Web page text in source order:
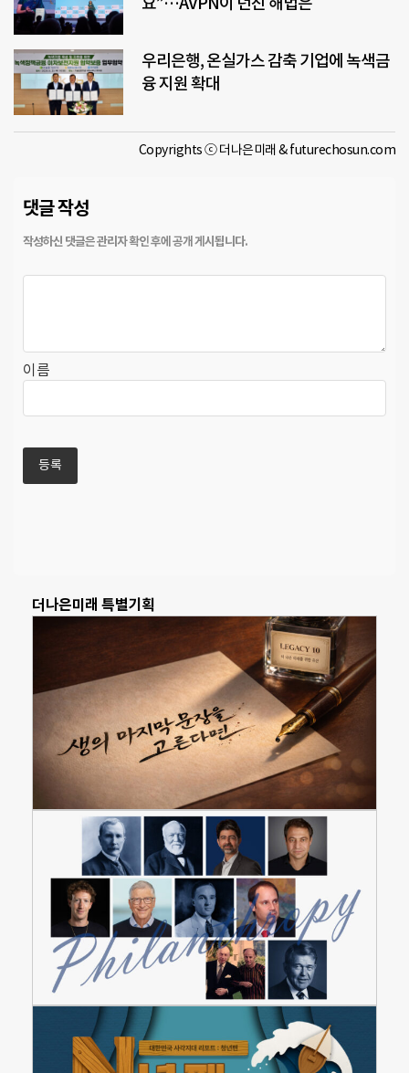
우리은행, 온실가스 감축 기업에 녹색금
융 지원 확대
Copyrights ⓒ 더나은미래 & futurechosun.com
댓글 작성
이름
더나은미래 특별기획